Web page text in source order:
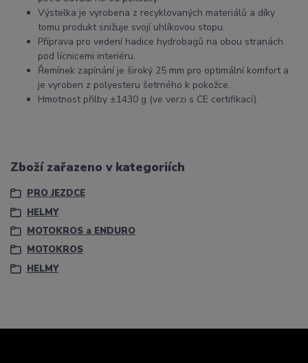
Výstelka je vyrobena z recyklovaných materiálů a díky
tomu produkt snižuje svojí uhlíkovou stopu.
Příprava pro vedení hadice hydrobagů na obou stranách
pod lícnicemi interiéru.
Řemínek zapínání je široký 25 mm pro optimální komfort a
je vyroben z polyesteru šetrného k pokožce.
Hmotnost přilby ±1430 g (ve verzi s CE certifikací).
Zboží zařazeno v kategoriích
PRO JEZDCE
HELMY
MOTOKROS a ENDURO
MOTOKROS
HELMY